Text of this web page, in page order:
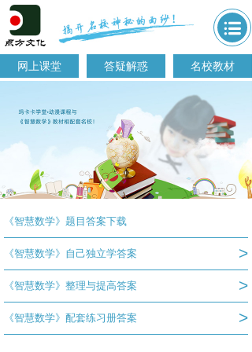
网上课堂 答疑解惑 名校教材
《智慧数学》题目答案下载
《智慧数学》自己独立学答案 >
《智慧数学》整理与提高答案 >
《智慧数学》配套练习册答案 >